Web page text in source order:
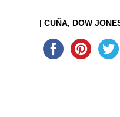
|CUÑA DOW